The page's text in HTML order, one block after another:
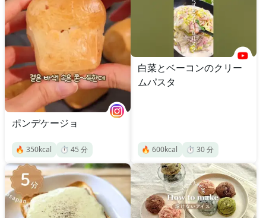
ポンデケージョ
🔥 350kcal ⏱️ 45 分
白菜とベーコンのクリー
ムパスタ
🔥 600kcal ⏱️ 30分